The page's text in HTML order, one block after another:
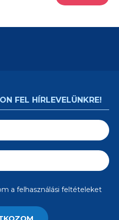
FEL HÍRLEVELÜNKRE!
a felhasználási feltételeket